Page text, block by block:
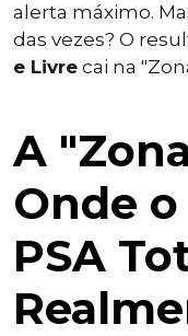
alerta máximo.
das vezes? O
e Livre cai na
A
Onde
PSA